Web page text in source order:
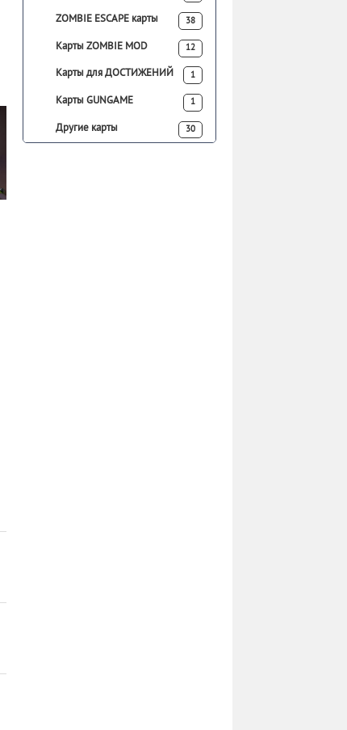
ZOMBIE ESCAPE карты 38
Карты ZOMBIE MOD 12
Карты для ДОСТИЖЕНИЙ 1
Карты GUNGAME 1
Другие карты 30